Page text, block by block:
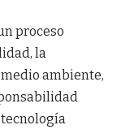
proceso
la
ambiente,